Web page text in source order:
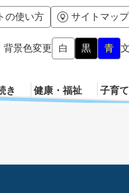
メニ
の使い方 サイトマップ
背景色変更 白 黒 青
き 健康・福祉 子育